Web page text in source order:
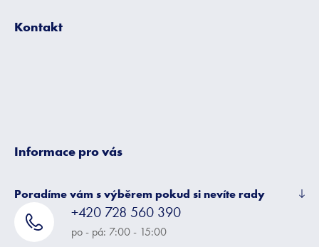
Kontakt
Informace pro vás
Poradíme vám s výběrem pokud si nevíte rady
+420 728 560 390
po - pá: 7:00 - 15:00